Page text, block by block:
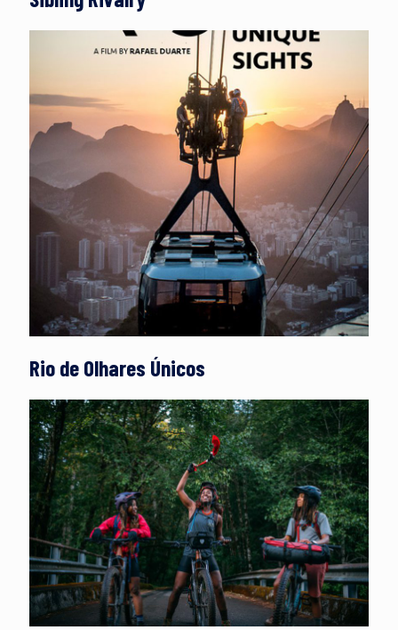
Rio de Olhares Únicos